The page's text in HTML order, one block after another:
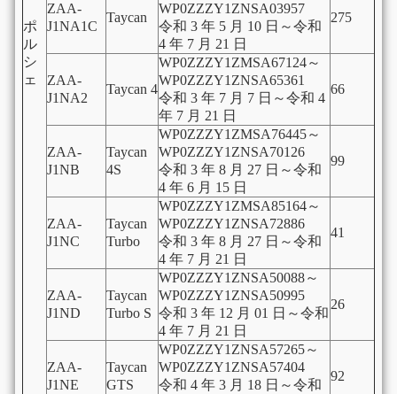
ポ
ル
シ
ェ
ZAA-
J1NA1C
Taycan
WP0ZZZY1ZNSA03957
令和 3 年 5 月 10 日～令和
4 年 7 月 21 日
275
ZAA-
J1NA2
Taycan 4
WP0ZZZY1ZMSA67124～
WP0ZZZY1ZNSA65361
令和 3 年 7 月 7 日～令和 4
年 7 月 21 日
66
ZAA-
J1NB
Taycan
4S
WP0ZZZY1ZMSA76445～
WP0ZZZY1ZNSA70126
令和 3 年 8 月 27 日～令和
4 年 6 月 15 日
99
ZAA-
J1NC
Taycan
Turbo
WP0ZZZY1ZMSA85164～
WP0ZZZY1ZNSA72886
令和 3 年 8 月 27 日～令和
4 年 7 月 21 日
41
ZAA-
J1ND
Taycan
Turbo S
WP0ZZZY1ZNSA50088～
WP0ZZZY1ZNSA50995
令和 3 年 12 月 01 日～令和
4 年 7 月 21 日
26
ZAA-
J1NE
Taycan
GTS
WP0ZZZY1ZNSA57265～
WP0ZZZY1ZNSA57404
令和 4 年 3 月 18 日～令和
92